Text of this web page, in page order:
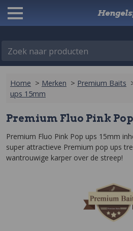
Zoek naar producten
Home > Merken > Premium Baits
ups 15mm
Premium Fluo Pink
Premium Fluo Pink Pop ups 15mm
super attractieve Premium pop ups
wantrouwige karper over de streep!